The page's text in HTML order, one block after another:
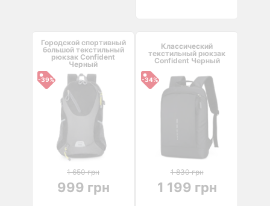
Городской спортивный
большой текстильный
рюкзак Confident
Черный
-39%
1 650 грн
999 грн
Классический
текстильный рюкзак
Confident Черный
-34%
1 830 грн
1 199 грн